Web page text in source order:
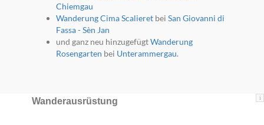
Chiemgau
Wanderung Cima Scalieretbei San Giovanni di
Fassa - Sèn Jan
und ganz neu hinzugefügtWanderung
Rosengarten bei Unterammergau.
i
Wanderausrüstung